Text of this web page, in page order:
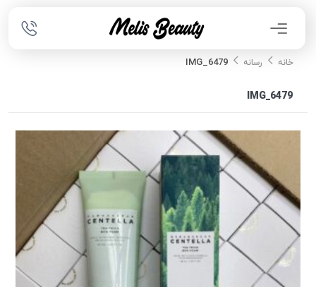
خانه رسانه IMG_6479
IMG_6479